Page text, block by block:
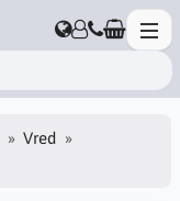
Vred